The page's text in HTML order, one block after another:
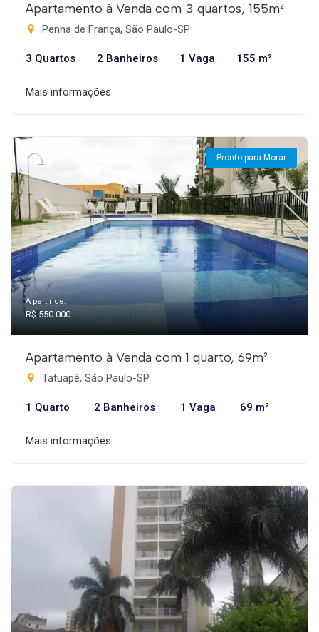
Apartamento à Venda com 3 quartos, 155m²
Penha de França, São Paulo-SP
3 Quartos 2 Banheiros 1 Vaga 155 m²
Mais informações
Pronto para Morar
A partir de:
R$ 550.000
Apartamento à Venda com 1 quarto, 69m²
Tatuapé, São Paulo-SP
1 Quarto 2 Banheiros 1 Vaga 69 m²
Mais informações